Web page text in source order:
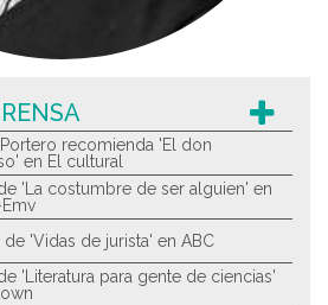
Portero recomienda 'El don
en El cultural
'La costumbre de ser alguien' en
de 'Vidas de jurista' en ABC
'Literatura para gente de ciencias'